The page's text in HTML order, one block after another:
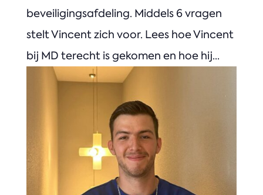
beveiligingsafdeling. Middels 6 vragen
stelt Vincent zich voor. Lees hoe Vincent
bij MD terecht is gekomen en hoe hij...